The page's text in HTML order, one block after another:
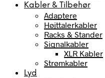
Kabler & Tilbehør
Adaptere
Højttalerkabler
Racks & Stander
Signalkabler
XLR Kabler
Strømkabler
Lyd